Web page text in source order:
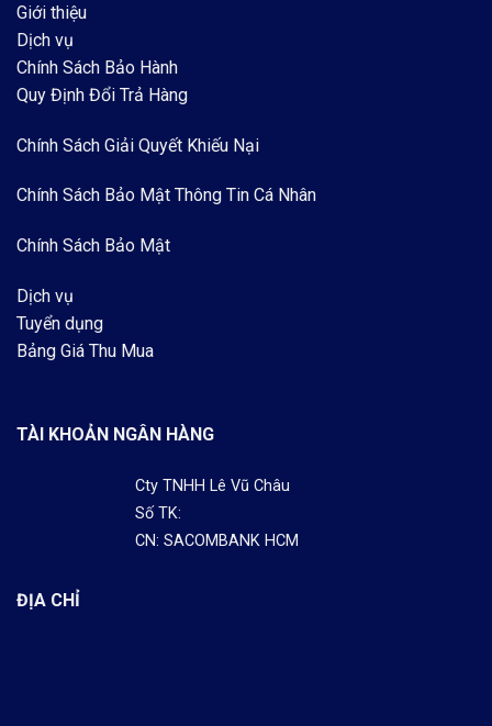
Giới thiệu
Dịch vụ
Chính Sách Bảo Hành
Quy Định Đổi Trả Hàng
Chính Sách Giải Quyết Khiếu Nại
Chính Sách Bảo Mật Thông Tin Cá Nhân
Chính Sách Bảo Mật
Dịch vụ
Tuyển dụng
Bảng Giá Thu Mua
TÀI KHOẢN NGÂN HÀNG
Cty TNHH Lê Vũ Châu
Số TK:
CN: SACOMBANK HCM
ĐỊA CHỈ